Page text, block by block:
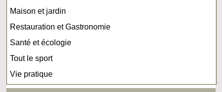
Maison et jardin
Restauration et Gastronomie
Santé et écologie
Tout le sport
Vie pratique